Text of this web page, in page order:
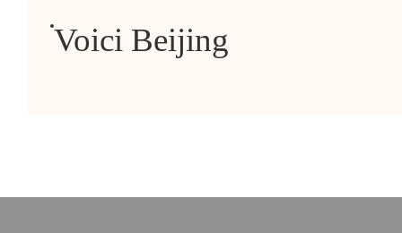
Voici Beijing